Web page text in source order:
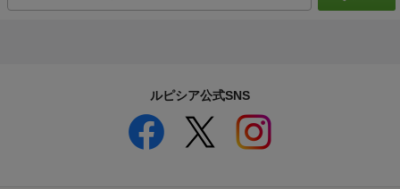
ルピシア公式SNS